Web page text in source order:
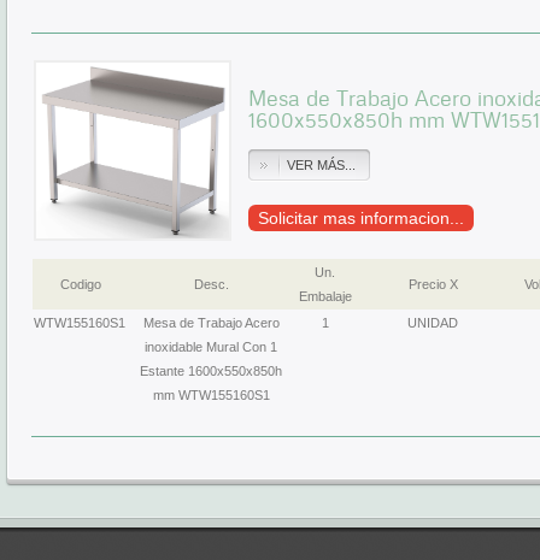
Mesa de Trabajo Acero
1600x550x850h mm
VER MÁS...
Solicitar mas informacion...
Codigo Desc.
Un.
Embalaje
Precio X
WTW155160S1
Mesa de Trabajo Acero
inoxidable Mural Con 1
Estante 1600x550x850h
mm WTW155160S1
1 UNIDAD